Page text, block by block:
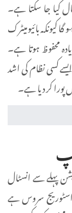
کیا جا سکتا ہے۔
بائیومیٹرک
محفوظ ہوتا ہے۔
کسی نظام کی اشد
کر دیا ہے۔
پہلے سے انسٹال
اسٹوریج سروس ہے